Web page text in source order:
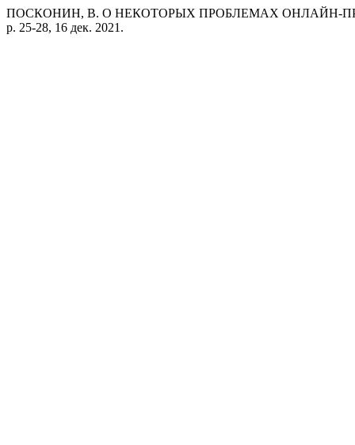
ПОСКОНИН, В. О НЕКОТОРЫХ ПРОБЛЕМАХ
p. 25-28, 16 дек. 2021.